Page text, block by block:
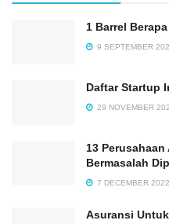
1 Barrel
9 SEPTEMBER
Daftar Startup
29 NOVEMBER
13
Bermasalah
7 DECEMBER 2022
Asuransi